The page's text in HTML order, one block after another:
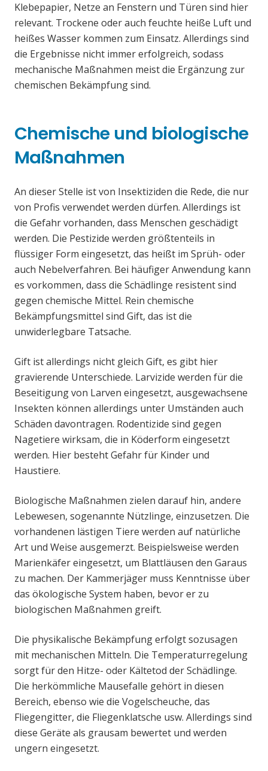
Klebepapier, Netze an Fenstern und Türen sind hier
relevant. Trockene oder auch feuchte heiße Luft und
heißes Wasser kommen zum Einsatz. Allerdings sind
die Ergebnisse nicht immer erfolgreich, sodass
mechanische Maßnahmen meist die Ergänzung zur
chemischen Bekämpfung sind.
Chemische und biologische
Maßnahmen
An dieser Stelle ist von Insektiziden die Rede, die nur
von Profis verwendet werden dürfen. Allerdings ist
die Gefahr vorhanden, dass Menschen geschädigt
werden. Die Pestizide werden größtenteils in
flüssiger Form eingesetzt, das heißt im Sprüh- oder
auch Nebelverfahren. Bei häufiger Anwendung kann
es vorkommen, dass die Schädlinge resistent sind
gegen chemische Mittel. Rein chemische
Bekämpfungsmittel sind Gift, das ist die
unwiderlegbare Tatsache.
Gift ist allerdings nicht gleich Gift, es gibt hier
gravierende Unterschiede. Larvizide werden für die
Beseitigung von Larven eingesetzt, ausgewachsene
Insekten können allerdings unter Umständen auch
Schäden davontragen. Rodentizide sind gegen
Nagetiere wirksam, die in Köderform eingesetzt
werden. Hier besteht Gefahr für Kinder und
Haustiere.
Biologische Maßnahmen zielen darauf hin, andere
Lebewesen, sogenannte Nützlinge, einzusetzen. Die
vorhandenen lästigen Tiere werden auf natürliche
Art und Weise ausgemerzt. Beispielsweise werden
Marienkäfer eingesetzt, um Blattläusen den Garaus
zu machen. Der Kammerjäger muss Kenntnisse über
das ökologische System haben, bevor er zu
biologischen Maßnahmen greift.
Die physikalische Bekämpfung erfolgt sozusagen
mit mechanischen Mitteln. Die Temperaturregelung
sorgt für den Hitze- oder Kältetod der Schädlinge.
Die herkömmliche Mausefalle gehört in diesen
Bereich, ebenso wie die Vogelscheuche, das
Fliegengitter, die Fliegenklatsche usw. Allerdings sind
diese Geräte als grausam bewertet und werden
ungern eingesetzt.